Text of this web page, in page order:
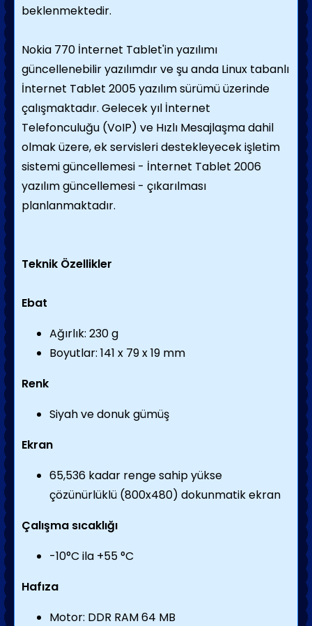
beklenmektedir.
Nokia 770 İnternet Tablet'in yazılımı
güncellenebilir yazılımdır ve şu anda Linux tabanlı
İnternet Tablet 2005 yazılım sürümü üzerinde
çalışmaktadır. Gelecek yıl İnternet
Telefonculuğu (VoIP) ve Hızlı Mesajlaşma dahil
olmak üzere, ek servisleri destekleyecek işletim
sistemi güncellemesi - İnternet Tablet 2006
yazılım güncellemesi - çıkarılması
planlanmaktadır.
Teknik Özellikler
Ebat
Ağırlık: 230 g
Boyutlar: 141 x 79 x 19 mm
Renk
Siyah ve donuk gümüş
Ekran
65,536 kadar renge sahip yükse
çözünürlüklü (800x480) dokunmatik ekran
Çalışma sıcaklığı
-10°C ila +55 °C
Hafıza
Motor: DDR RAM 64 MB